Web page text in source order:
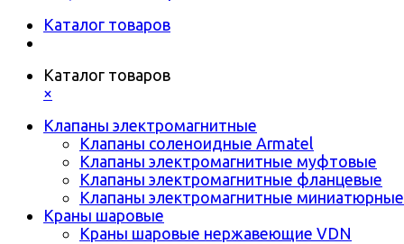
Каталог товаров
Каталог товаров
×
Клапаны электромагнитные
Клапаны соленоидные Armatel
Клапаны электромагнитные муфтовые
Клапаны электромагнитные фланцевые
Клапаны электромагнитные миниатюрные
Краны шаровые
Краны шаровые нержавеющие VDN